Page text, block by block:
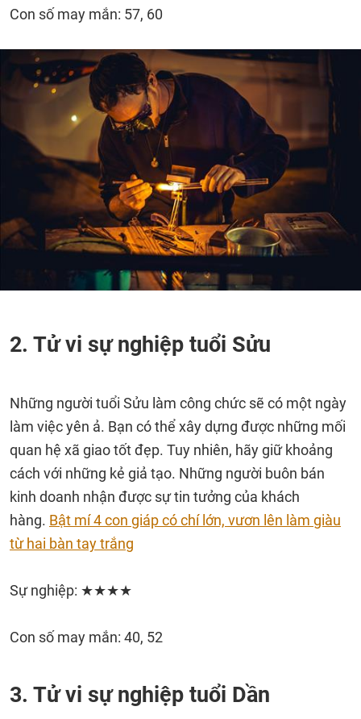
Con số may mắn: 57, 60
2. Tử vi sự nghiệp tuổi Sửu
Những người tuổi Sửu làm công chức sẽ có một ngày
làm việc yên ả. Bạn có thể xây dựng được những mối
quan hệ xã giao tốt đẹp. Tuy nhiên, hãy giữ khoảng
cách với những kẻ giả tạo. Những người buôn bán
kinh doanh nhận được sự tin tưởng của khách
hàng. Bật mí 4 con giáp có chí lớn, vươn lên làm giàu
từ hai bàn tay trắng
Sự nghiệp: ★★★★
Con số may mắn: 40, 52
3. Tử vi sự nghiệp tuổi Dần